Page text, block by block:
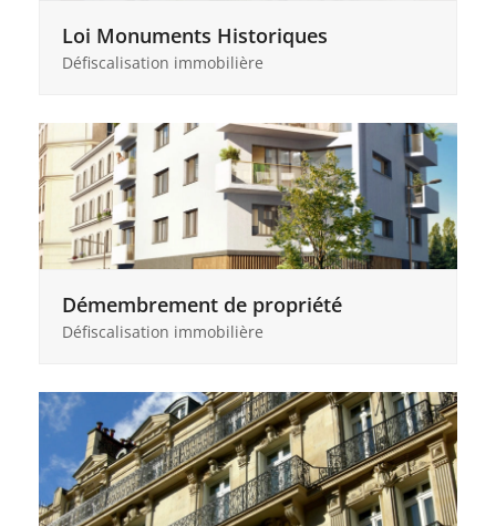
Loi Monuments Historiques
Défiscalisation immobilière
Démembrement de propriété
Défiscalisation immobilière